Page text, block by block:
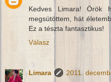
Kedves Limara! Örök
megsütöttem, hát
Ez a tészta fantasztikus!
Válasz
Limara
2011.